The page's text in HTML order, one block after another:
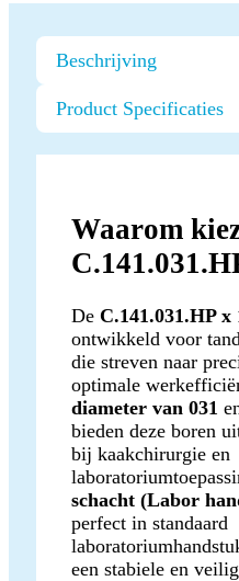
Beschrijving
Product Specificaties
Waarom
De C.141.031.HP
ontwikkeld voor
die streven naar
optimale
diameter van 031
bieden deze boren
bij kaakchirurgie en
schacht (Labor
perfect in standaard
een stabiele en